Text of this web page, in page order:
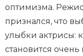
оптимизма.
признался, что
улыбки актрисы:
становится